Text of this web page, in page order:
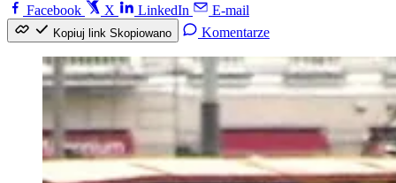
Facebook
X LinkedIn E-mail
Kopiuj link Skopiowano Komentarze